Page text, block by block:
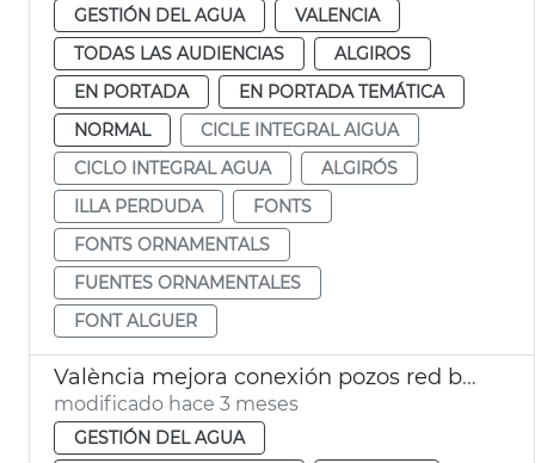
GESTIÓN DEL AGUA
VALENCIA
TODAS LAS AUDIENCIAS
ALGIROS
EN PORTADA
EN PORTADA TEMÁTICA
NORMAL
CICLE INTEGRAL AIGUA
CICLO INTEGRAL AGUA
ALGIRÓS
ILLA PERDUDA
FONTS
FONTS ORNAMENTALS
FUENTES ORNAMENTALES
FONT ALGUER
València mejora conexión pozos red baja presión
modificado hace 3 meses
GESTIÓN DEL AGUA